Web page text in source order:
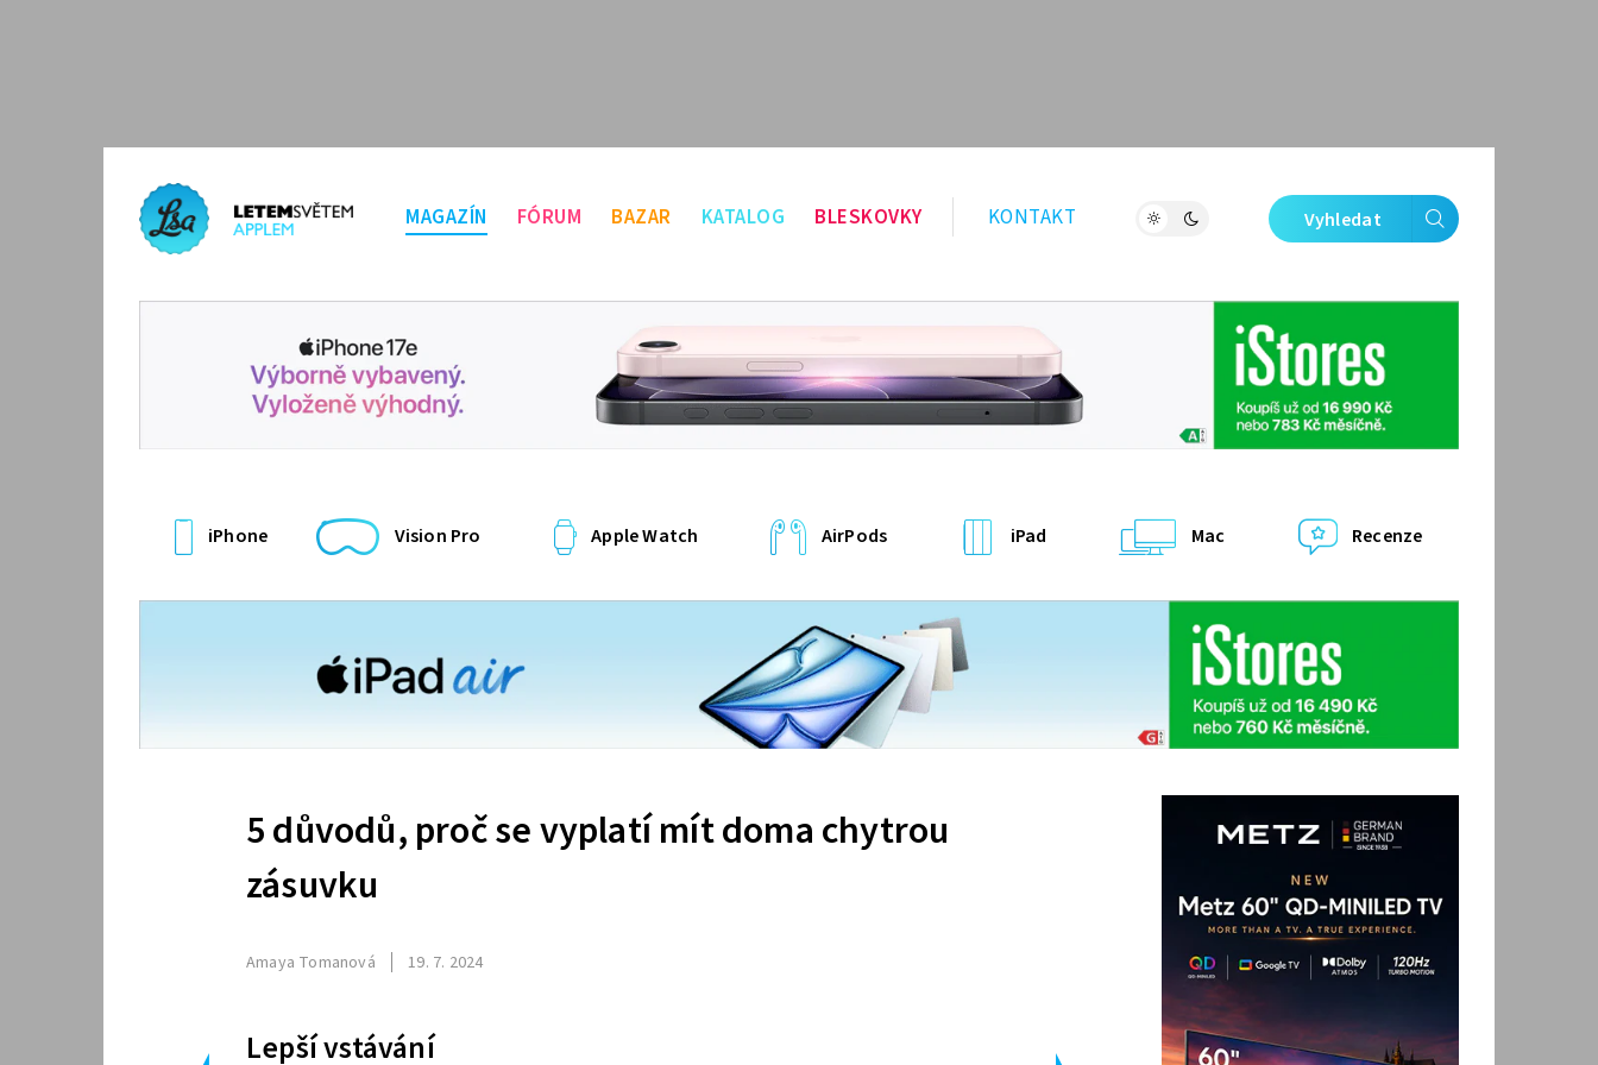
MAGAZÍN FÓRUM BAZAR KATALOG BLESKOVKY KONTAKT Vyhledat
iPhone Vision Pro Apple Watch AirPods iPad Mac Recenze
5 důvodů, proč se vyplatí mít doma chytrou
zásuvku
Amaya Tomanová 19. 7. 2024
Lepší vstávání